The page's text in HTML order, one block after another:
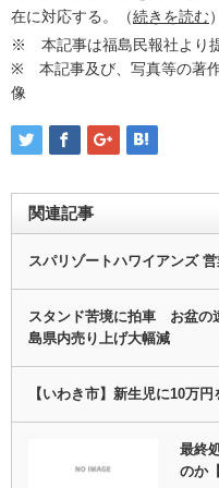
在に対応する。（続きを読む）
※ 本記事は福島民報社より提
※ 本記事及び、写真等の著
像
関連記事
スパリゾートハワイアンズ
スタンド苦境に拍車 お盆
島県内売り上げ大幅減
【いわき市】新生児に10万円
最終
のか